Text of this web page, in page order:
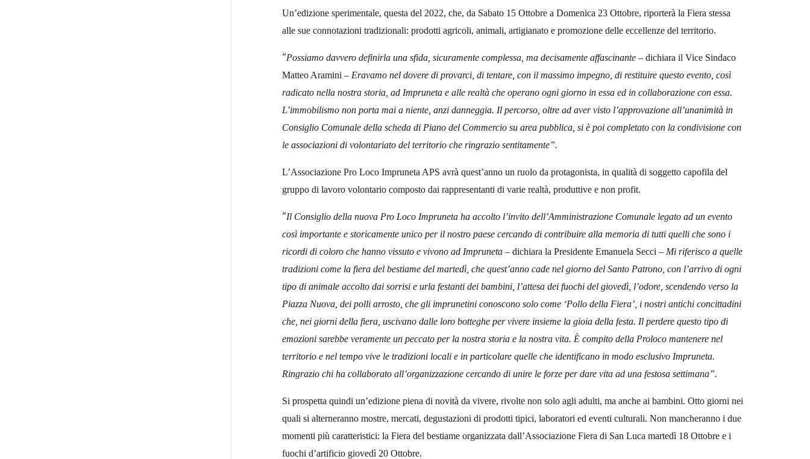
Un’edizione sperimentale, questa del 2022, che, da Sabato 15 Ottobre a Domenica 23 Ottobre, riporterà la Fiera stessa
alle sue connotazioni tradizionali: prodotti agricoli, animali, artigianato e promozione delle eccellenze del territorio.
“Possiamo davvero definirla una sfida, sicuramente complessa, ma decisamente affascinante – dichiara il Vice Sindaco
Matteo Aramini – Eravamo nel dovere di provarci, di tentare, con il massimo impegno, di restituire questo evento, così
radicato nella nostra storia, ad Impruneta e alle realtà che operano ogni giorno in essa ed in collaborazione con essa.
L’immobilismo non porta mai a niente, anzi danneggia. Il percorso, oltre ad aver visto l’approvazione all’unanimità in
Consiglio Comunale della scheda di Piano del Commercio su area pubblica, si è poi completato con la condivisione con
le associazioni di volontariato del territorio che ringrazio sentitamente”.
L’Associazione Pro Loco Impruneta APS avrà quest’anno un ruolo da protagonista, in qualità di soggetto capofila del
gruppo di lavoro volontario composto dai rappresentanti di varie realtà, produttive e non profit.
“Il Consiglio della nuova Pro Loco Impruneta ha accolto l’invito dell’Amministrazione Comunale legato ad un evento
così importante e storicamente unico per il nostro paese cercando di contribuire alla memoria di tutti quelli che sono i
ricordi di coloro che hanno vissuto e vivono ad Impruneta – dichiara la Presidente Emanuela Secci – Mi riferisco a quelle
tradizioni come la fiera del bestiame del martedì, che quest’anno cade nel giorno del Santo Patrono, con l’arrivo di ogni
tipo di animale accolto dai sorrisi e urla festanti dei bambini, l’attesa dei fuochi del giovedì, l’odore, scendendo verso la
Piazza Nuova, dei polli arrosto, che gli imprunetini conoscono solo come ‘Pollo della Fiera’, i nostri antichi concittadini
che, nei giorni della fiera, uscivano dalle loro botteghe per vivere insieme la gioia della festa. Il perdere questo tipo di
emozioni sarebbe veramente un peccato per la nostra storia e la nostra vita. È compito della Proloco mantenere nel
territorio e nel tempo vive le tradizioni locali e in particolare quelle che identificano in modo esclusivo Impruneta.
Ringrazio chi ha collaborato all’organizzazione cercando di unire le forze per dare vita ad una festosa settimana”.
Si prospetta quindi un’edizione piena di novità da vivere, rivolte non solo agli adulti, ma anche ai bambini. Otto giorni nei
quali si alterneranno mostre, mercati, degustazioni di prodotti tipici, laboratori ed eventi culturali. Non mancheranno i due
momenti più caratteristici: la Fiera del bestiame organizzata dall’Associazione Fiera di San Luca martedì 18 Ottobre e i
fuochi d’artificio giovedì 20 Ottobre.